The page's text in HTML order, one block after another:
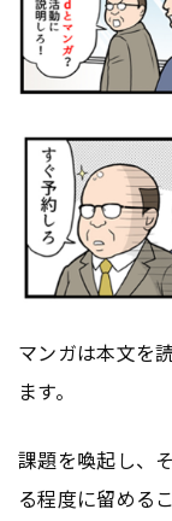
マンガは本文を
ます。
課題を喚起し、
る程度に留める